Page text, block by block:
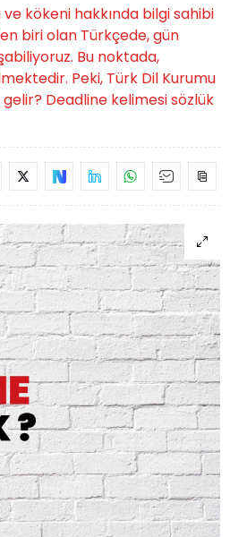
kökeni hakkında bilgi sahibi
biri olan Türkçede, gün
Bu noktada,
Peki, Türk Dil Kurumu
Deadline kelimesi sözlük